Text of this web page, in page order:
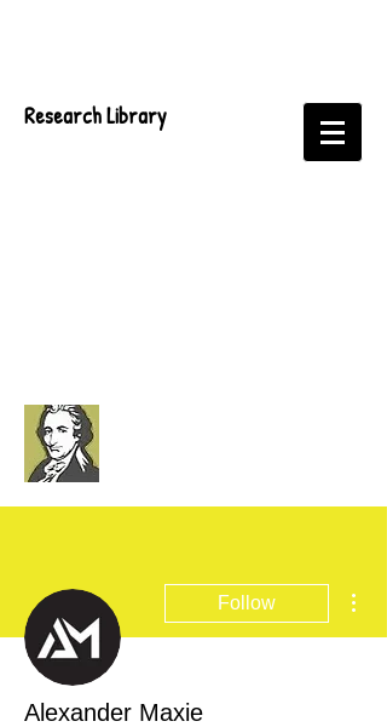
Research Library
Follow
Alexander Maxie